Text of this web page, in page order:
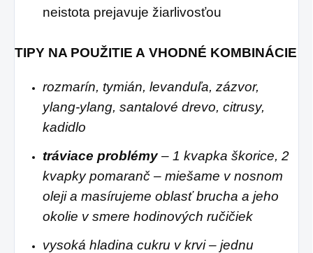
neistota prejavuje žiarlivosťou
TIPY NA POUŽITIE A VHODNÉ KOMBINÁCIE
rozmarín, tymián, levanduľa, zázvor,
ylang-ylang, santalové drevo, citrusy,
kadidlo
tráviace problémy– 1 kvapka škorice, 2
kvapky pomaranč – miešame v nosnom
oleji a masírujeme oblasť brucha a jeho
okolie v smere hodinových ručičiek
vysoká hladina cukru v krvi – jednu